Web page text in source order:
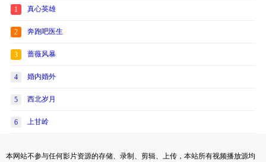
1 真心英雄
2 奔跑吧医生
3 蔷薇风暴
4 婚内婚外
5 西北岁月
6 上甘岭
本网站不参与任何影片资源的存储、录制、剪辑、上传，本站所有视频播放源均